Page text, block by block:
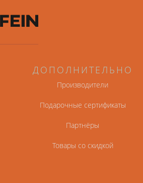
ДОПОЛНИТЕЛЬНО
Производители
Подарочные сертификаты
Партнёры
Товары со скидкой